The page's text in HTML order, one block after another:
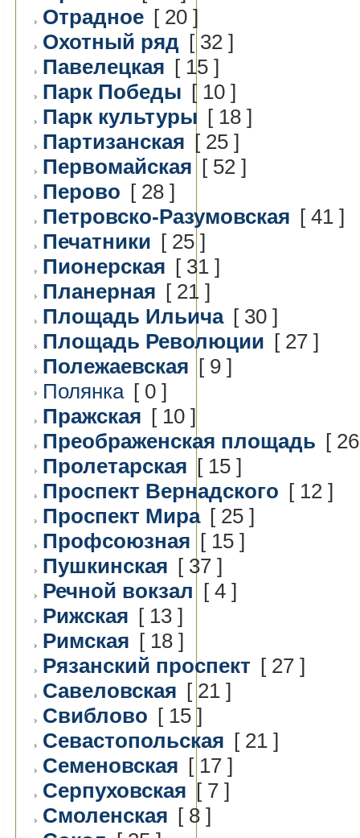
Отрадное [ 20 ]
Охотный ряд [ 32 ]
Павелецкая [ 15 ]
Парк Победы [ 10 ]
Парк культуры [ 18 ]
Партизанская [ 25 ]
Первомайская [ 52 ]
Перово [ 28 ]
Петровско-Разумовская [ 41 ]
Печатники [ 25 ]
Пионерская [ 31 ]
Планерная [ 21 ]
Площадь Ильича [ 30 ]
Площадь Революции [ 27 ]
Полежаевская [ 9 ]
Полянка [ 0 ]
Пражская [ 10 ]
Преображенская площадь [
Пролетарская [ 15 ]
Проспект Вернадского [ 12 ]
Проспект Мира [ 25 ]
Профсоюзная [ 15 ]
Пушкинская [ 37 ]
Речной вокзал [ 4 ]
Рижская [ 13 ]
Римская [ 18 ]
Рязанский проспект [ 27 ]
Савеловская [ 21 ]
Свиблово [ 15 ]
Севастопольская [ 21 ]
Семеновская [ 17 ]
Серпуховская [ 7 ]
Смоленская [ 8 ]